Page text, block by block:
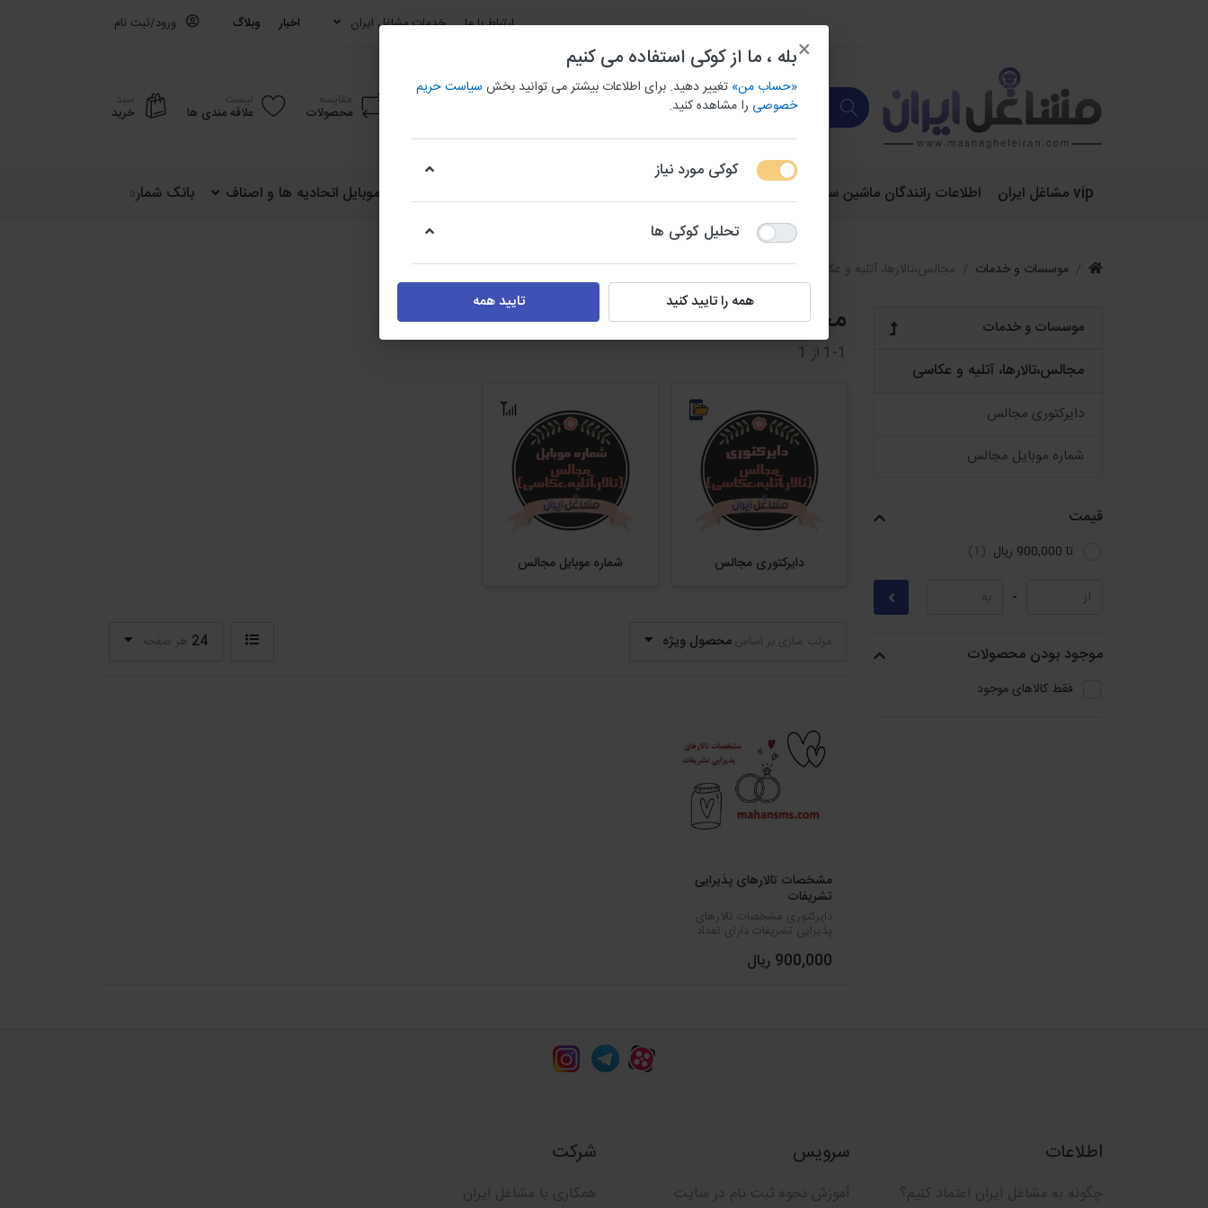
ارتباط با ما خدمات مشاغل ایران اخبار وبلاگ ورود/ثبت نام
مقایسه
محصولات
لیست
علاقه مندی ها
سبد
خرید
vip مشاغل ایران اطلاعات رانندگان ماشین سنگین و باربری استان ها بانک شماره موبایل اتحادیه ها و اصناف بانک شماره موبایل کشوری
موسسات و خدمات مجالس،تالارها، آتلیه و عکاسی
موسسات و خدمات
مجالس،تالارها، آتلیه و عکاسی
دایرکتوری مجالس
شماره موبایل مجالس
قیمت
تا 900,000 ریال
-
موجود بودن محصولات
فقط کالاهای موجود
مجالس،تالارها، آتلیه و عکاسی
1-1 از 1
دایرکتوری مجالس شماره موبایل مجالس
مرتب سازی بر اساسمحصول ویژه 24 هر صفحه
مشخصات تالارهای پذیرایی
تشریفات
دایرکتوری مشخصات تالارهای
پذیرایی تشریفات دارای تعداد
شماره تلفن، آدرس، سایت و
ایمیل و... میشود که بصورت
900,000 ریال
اطلاعات
چگونه به مشاغل ایران اعتماد کنیم؟
سرویس
آموزش نحوه ثبت نام در سایت
شرکت
همکاری با مشاغل ایران
×بله ، ما از کوکی استفاده می کنیم
«حساب من» تغییر دهید. برای اطلاعات بیشتر می توانید بخش سیاست حریم
خصوصی را مشاهده کنید.
کوکی مورد نیاز
تحلیل کوکی ها
همه را تایید کنید تایید همه